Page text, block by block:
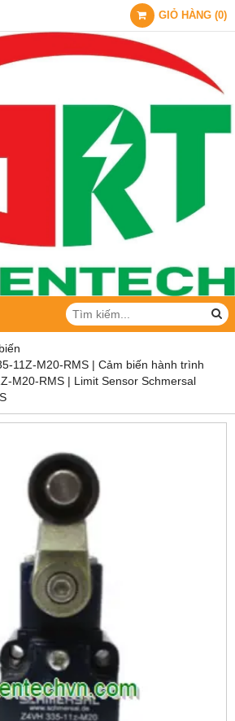
GIỎ HÀNG (0)
11Z-M20-RMS | Cảm biến hành trình
M20-RMS | Limit Sensor Schmersal